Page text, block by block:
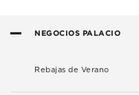
NEGOCIOS PALACIO
Rebajas de Verano